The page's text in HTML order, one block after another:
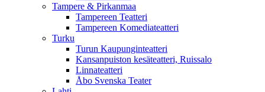
Tampere & Pirkanmaa
Tampereen Teatteri
Tampereen Komediateatteri
Turku
Turun Kaupunginteatteri
Kansanpuiston kesäteatteri, Ruissalo
Linnateatteri
Åbo Svenska Teater